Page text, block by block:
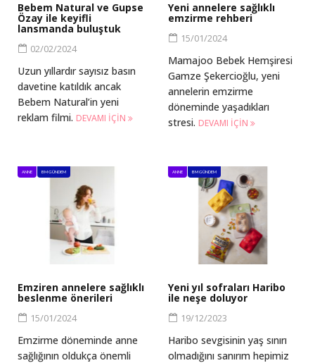
Bebem Natural ve Gupse
Özay ile keyifli
lansmanda buluştuk
02/02/2024
Uzun yıllardır sayısız basın
davetine katıldık ancak
Bebem Natural’in yeni
reklam filmi. DEVAMI IÇIN
Yeni annelere sağlıklı
emzirme rehberi
15/01/2024
Mamajoo Bebek Hemşiresi
Gamze Şekercioğlu, yeni
annelerin emzirme
döneminde yaşadıkları
stresi. DEVAMI IÇIN
ANNE BM GÜNDEM
Emziren annelere sağlıklı
beslenme önerileri
15/01/2024
Emzirme döneminde anne
sağlığının oldukça önemli
ANNE BM GÜNDEM
Yeni yıl sofraları Haribo
ile neşe doluyor
19/12/2023
Haribo sevgisinin yaş sınırı
olmadığını sanırım hepimiz